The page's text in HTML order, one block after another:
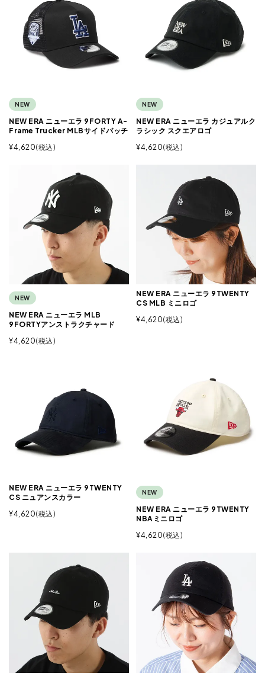
NEW
NEW ERA ニューエラ 9FORTY A-
Frame Trucker MLBサイドパッチ
¥4,620 税込
NEW
NEW ERA ニューエラ カジュアルク
ラシック スクエアロゴ
¥4,620 税込
NEW
NEW ERA ニューエラ MLB
9FORTYアンストラクチャード
¥4,620 税込
NEW ERA ニューエラ 9TWENTY
CS MLB ミニロゴ
¥4,620 税込
NEW ERA ニューエラ 9TWENTY
CS ニュアンスカラー
¥4,620 税込
NEW
NEW ERA ニューエラ 9TWENTY
NBAミニロゴ
¥4,620 税込